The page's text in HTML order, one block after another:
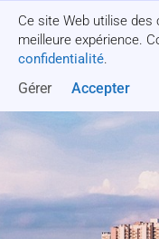
Ce site Web utilise des
meilleure expérience.
confidentialité.
Gérer Accepter